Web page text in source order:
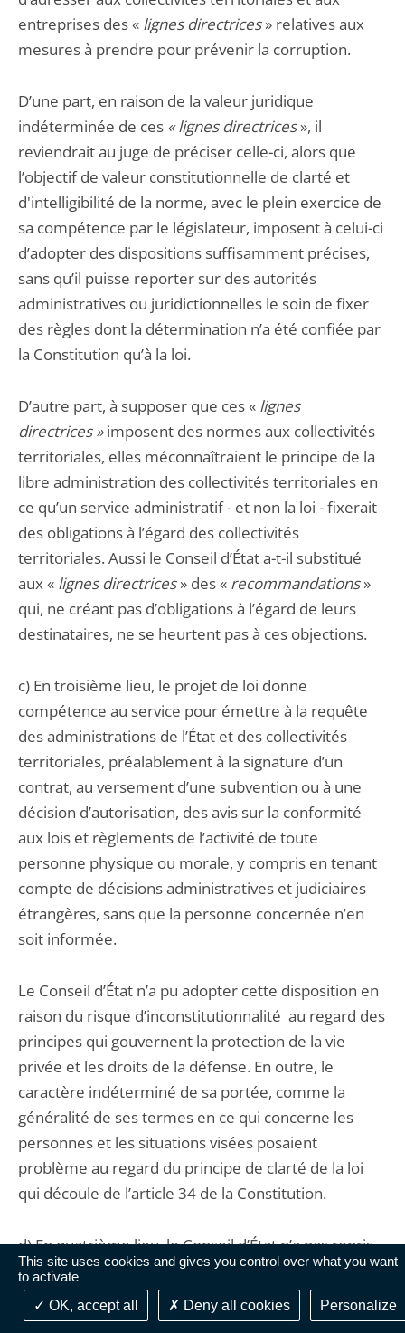
This site uses cookies and gives you control over what you want
to activate
OK, accept all
Deny all cookies Personalize
entreprises des « lignes directrices» relatives aux
mesures à prendre pour prévenir la corruption.
D’une part, en raison de la valeur juridique
indéterminée de ces « lignes directrices», il
reviendrait au juge de préciser celle-ci, alors que
l’objectif de valeur constitutionnelle de clarté et
d'intelligibilité de la norme, avec le plein exercice de
sa compétence par le législateur, imposent à celui-ci
d’adopter des dispositions suffisamment précises,
sans qu’il puisse reporter sur des autorités
administratives ou juridictionnelles le soin de fixer
des règles dont la détermination n’a été confiée par
la Constitution qu’à la loi.
D’autre part, à supposer que ces « lignes
directrices »imposent des normes aux collectivités
territoriales, elles méconnaîtraient le principe de la
libre administration des collectivités territoriales en
ce qu’un service administratif - et non la loi - fixerait
des obligations à l’égard des collectivités
territoriales. Aussi le Conseil d’État a-t-il substitué
aux « lignes directrices» des « recommandations»
qui, ne créant pas d’obligations à l’égard de leurs
destinataires, ne se heurtent pas à ces objections.
c) En troisième lieu, le projet de loi donne
compétence au service pour émettre à la requête
des administrations de l’État et des collectivités
territoriales, préalablement à la signature d’un
contrat, au versement d’une subvention ou à une
décision d’autorisation, des avis sur la conformité
aux lois et règlements de l’activité de toute
personne physique ou morale, y compris en tenant
compte de décisions administratives et judiciaires
étrangères, sans que la personne concernée n’en
soit informée.
Le Conseil d’État n’a pu adopter cette disposition en
raison du risque d’inconstitutionnalité au regard des
principes qui gouvernent la protection de la vie
privée et les droits de la défense. En outre, le
caractère indéterminé de sa portée, comme la
généralité de ses termes en ce qui concerne les
personnes et les situations visées posaient
problème au regard du principe de clarté de la loi
qui découle de l’article 34 de la Constitution.
d) En quatrième lieu, le Conseil d’État n’a pas repris
la disposition imposant au service d’informer le
procureur des crimes et délits dont il aurait
connaissance, l’article 40 du code de procédure